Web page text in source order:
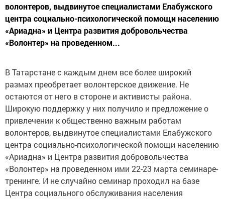
волонтеров, выдвинутое специалистами Елабужского
центра социально-психологической помощи населению
«Ариадна» и Центра развития добровольчества
«Волонтер» на проведенном...
В Татарстане с каждым днем все более широкий
размах преобретает волонтерское движение. Не
остаются от него в стороне и активисты района.
Широкую поддержку у них получило и предложение о
привлечении к общественно важным работам
волонтеров, выдвинутое специалистами Елабужского
центра социально-психологической помощи населению
«Ариадна» и Центра развития добровольчества
«Волонтер» на проведенном ими 22-23 марта семинаре-
тренинге. И не случайно семинар проходил на базе
Центра социального обслуживания населения